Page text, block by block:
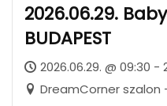
2026.06.29.
BUDAPEST
2026.06.29. @ 09:30 -
DreamCorner szalon